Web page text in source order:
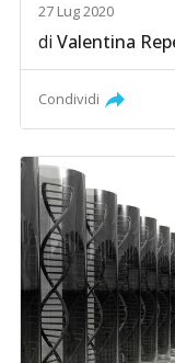
27 Lug 2020
diValentina
Condividi